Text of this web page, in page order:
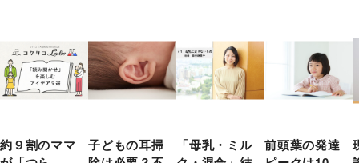
約９割のママ
子どもの耳掃
「母乳・ミル
前頭葉の発達